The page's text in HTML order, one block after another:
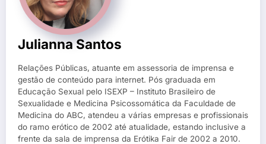
Julianna Santos
Relações Públicas, atuante em assessoria de imprensa e
gestão de conteúdo para internet. Pós graduada em
Educação Sexual pelo ISEXP – Instituto Brasileiro de
Sexualidade e Medicina Psicossomática da Faculdade de
Medicina do ABC, atendeu a várias empresas e profissionais
do ramo erótico de 2002 até atualidade, estando inclusive a
frente da sala de imprensa da Erótika Fair de 2002 a 2010.